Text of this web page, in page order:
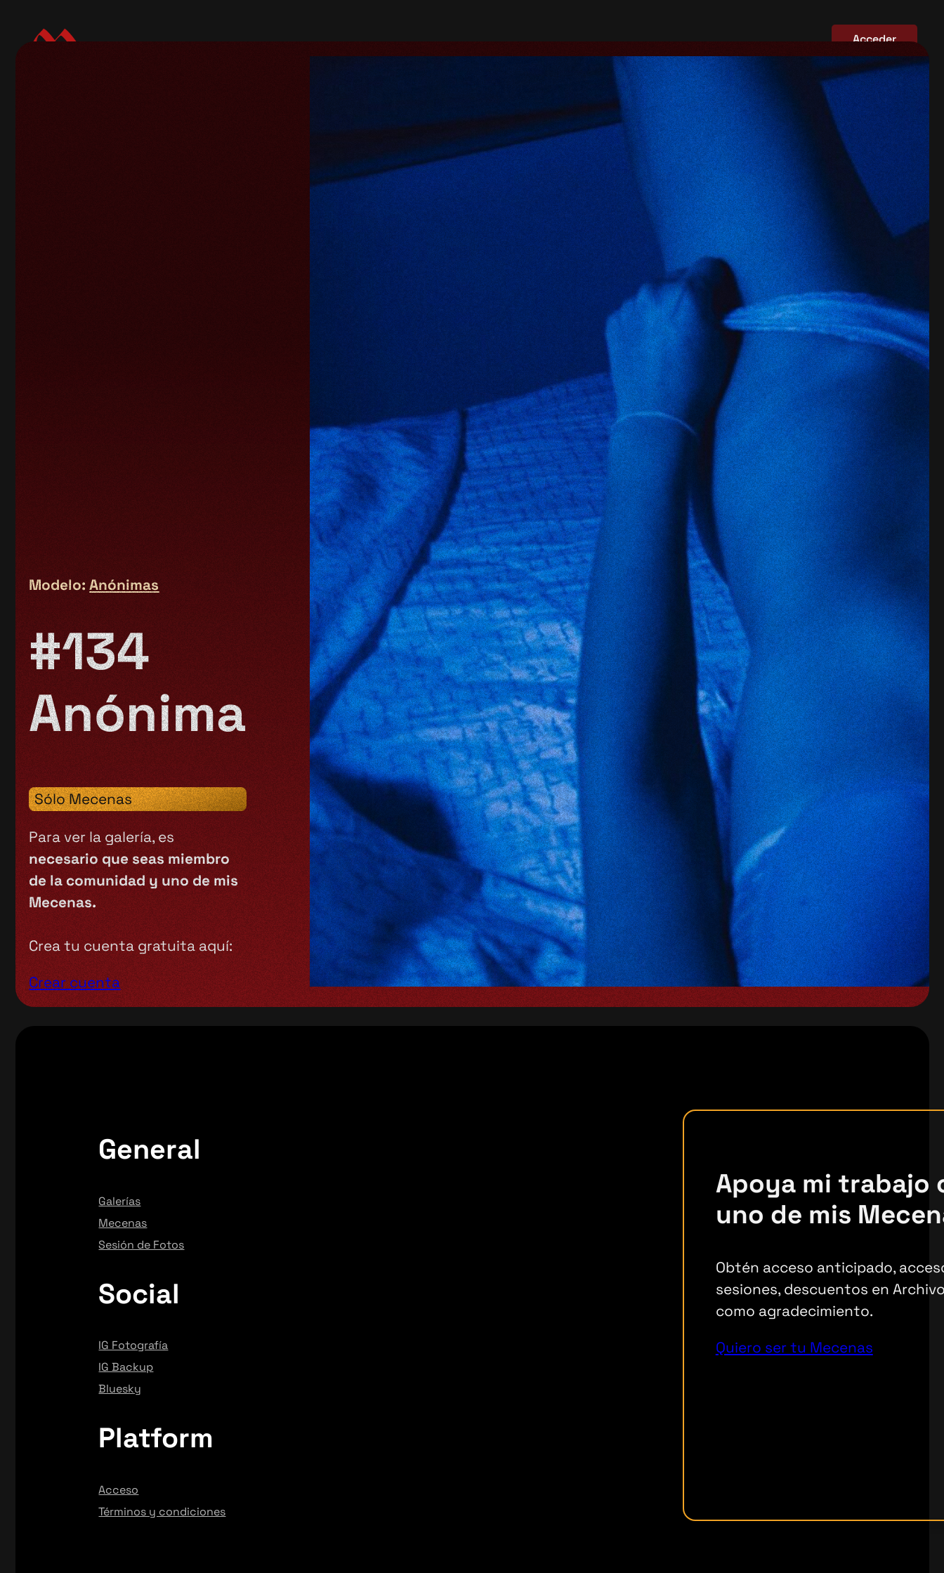
Acceder
Modelo:Anónimas
#134
Anónima
Sólo Mecenas
Para ver la galería, es
necesario que seas miembro
de la comunidad y uno de mis
Mecenas.
Crea tu cuenta gratuita aquí:
Crear cuenta
General
Galerías
Mecenas
Sesión de Fotos
Social
IG Fotografía
IG Backup
Bluesky
Platform
Acceso
Términos y condiciones
Apoya mi trabajo
uno de mis
Obtén acceso anticipado,
sesiones, descuentos en
como agradecimiento.
Quiero ser tu Mecenas